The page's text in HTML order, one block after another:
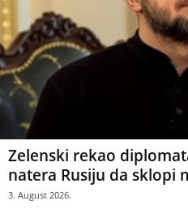
Zelenski rekao
natera Rusiju da sklopi
3. August 2026.